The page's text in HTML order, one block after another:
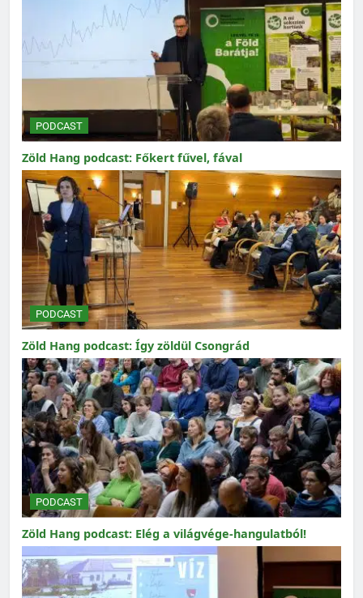
PODCAST
Zöld Hang podcast: Főkert fűvel, fával
PODCAST
Zöld Hang podcast: Így zöldül Csongrád
PODCAST
Zöld Hang podcast: Elég a világvége-hangulatból!